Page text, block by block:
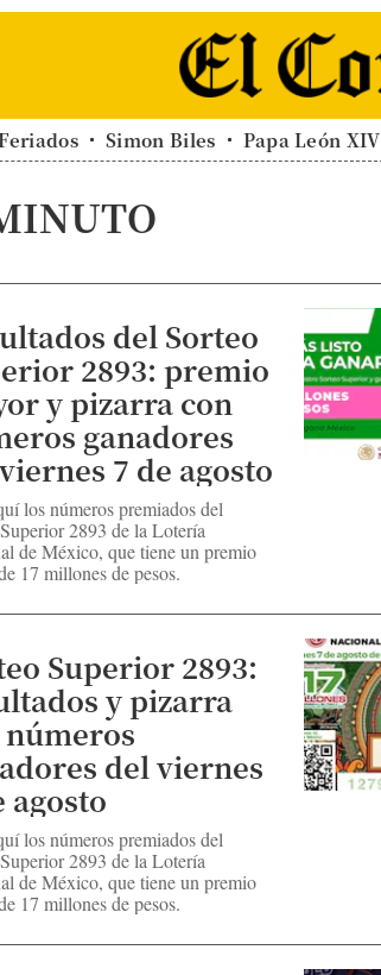
Simon Biles Papa León XIV
del Sorteo
2893: premio
y pizarra con
ganadores
7 de agosto
los números premiados del
2893 de la Lotería
de México, que tiene un premio
17 millones de pesos.
Superior 2893:
y pizarra
números
del viernes
agosto
los números premiados del
2893 de la Lotería
de México, que tiene un premio
17 millones de pesos.